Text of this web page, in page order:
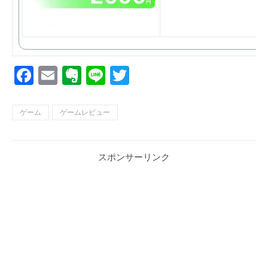
Facebook
EmailEvernote
Line
ゲーム ゲームレビュー
スポンサーリンク